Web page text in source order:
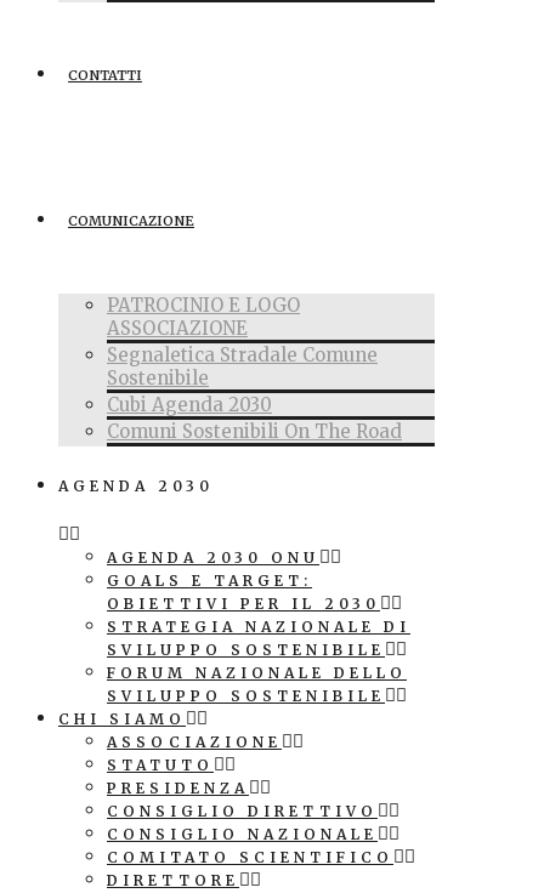
CONTATTI
COMUNICAZIONE
PATROCINIO E LOGO
ASSOCIAZIONE
Segnaletica Stradale Comune
Sostenibile
Cubi Agenda 2030
Comuni Sostenibili On The Road
AGENDA 2030
AGENDA 2030 ONU
GOALS E TARGET:
OBIETTIVI PER IL 2030
STRATEGIA NAZIONALE DI
SVILUPPO SOSTENIBILE
FORUM NAZIONALE DELLO
SVILUPPO SOSTENIBILE
CHI SIAMO
ASSOCIAZIONE
STATUTO
PRESIDENZA
CONSIGLIO DIRETTIVO
CONSIGLIO NAZIONALE
COMITATO SCIENTIFICO
DIRETTORE